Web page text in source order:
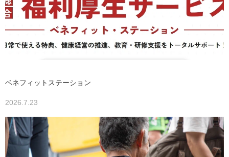
ベネフィットステーション
2026.7.23